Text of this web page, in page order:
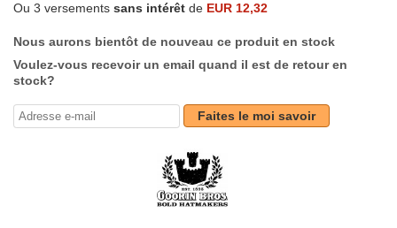
Ou 3 versements sans intérêt de EUR 12,32
Nous aurons bientôt de nouveau ce produit en stock
Voulez-vous recevoir un email quand il est de retour en
stock?
Faites le moi savoir